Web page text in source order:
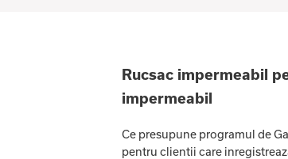
Rucsac impermeabil
impermeabil
Ce presupune programul de
pentru clientii care